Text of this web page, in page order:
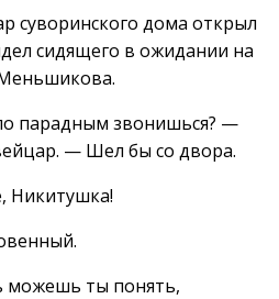
суворинского дома открыл
сидящего в ожидании на
парадным звонишься? —
— Шел бы со двора.
Никитушка!
можешь ты понять,